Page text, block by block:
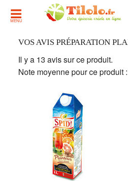
MENU
VOS AVIS PRÉPARATION
Il y a 13 avis sur ce produit.
Note moyenne pour ce produit :